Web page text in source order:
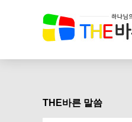
THE바른 말씀